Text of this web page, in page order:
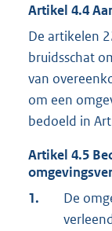
Artikel 4.4
De artikelen
bruidsschat
van
om een
bedoeld in
Artikel 4.5
1.
De